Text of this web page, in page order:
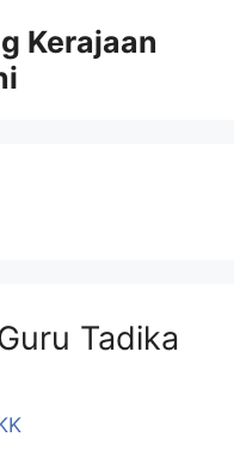
Kerajaan
Tadika